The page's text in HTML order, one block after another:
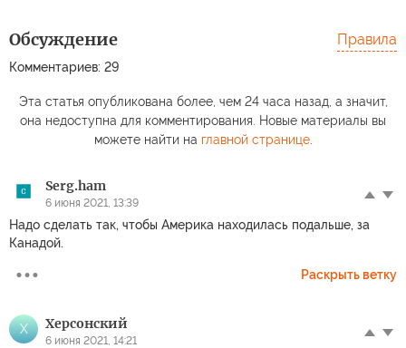
Обсуждение
Комментариев: 29
Правила
Эта статья опубликована более, чем 24 часа назад, а значит,
она недоступна для комментирования. Новые материалы вы
можете найти на главной странице.
Serg.ham
6 июня 2021, 13:39
Надо сделать так, чтобы Америка находилась подальше, за
Канадой.
Раскрыть ветку
Х Херсонский
6 июня 2021, 14:21